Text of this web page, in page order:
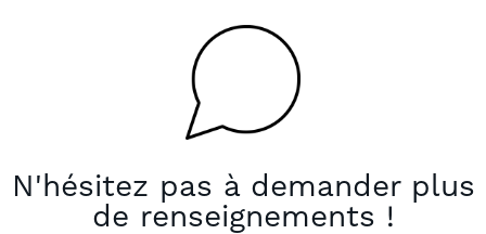
N'hésitez pas à demander plus
de renseignements !